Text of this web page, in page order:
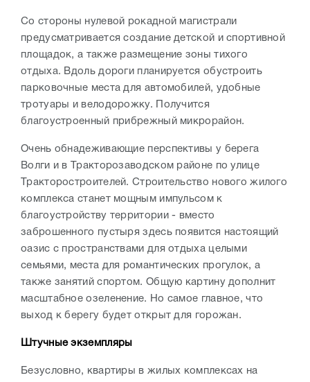
Со стороны нулевой рокадной магистрали
предусматривается создание детской и спортивной
площадок, а также размещение зоны тихого
отдыха. Вдоль дороги планируется обустроить
парковочные места для автомобилей, удобные
тротуары и велодорожку. Получится
благоустроенный прибрежный микрорайон.
Очень обнадеживающие перспективы у берега
Волги и в Тракторозаводском районе по улице
Тракторостроителей. Строительство нового жилого
комплекса станет мощным импульсом к
благоустройству территории - вместо
заброшенного пустыря здесь появится настоящий
оазис с пространствами для отдыха целыми
семьями, места для романтических прогулок, а
также занятий спортом. Общую картину дополнит
масштабное озеленение. Но самое главное, что
выход к берегу будет открыт для горожан.
Штучные экземпляры
Безусловно, квартиры в жилых комплексах на